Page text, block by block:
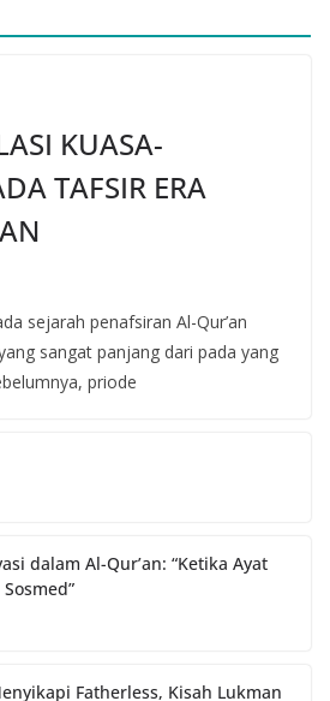
KUASA-
TAFSIR ERA
sejarah penafsiran Al-Qur’an
sangat panjang dari pada yang
priode
dalam Al-Qur’an: “Ketika Ayat
Fatherless, Kisah Lukman